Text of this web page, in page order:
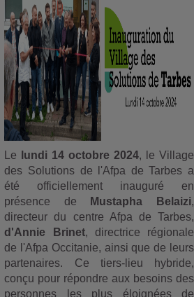
Le lundi 14 octobre 2024, le Village
des Solutions de l'Afpa de Tarbes a
été officiellement inauguré en
présence de
Mustapha Belaizi,
directeur du centre Afpa de Tarbes,
d'Annie Brinet, directrice régionale
de l'Afpa Occitanie, ainsi que de leurs
partenaires. Ce tiers-lieu hybride,
conçu pour répondre aux besoins des
personnes les plus éloignées de